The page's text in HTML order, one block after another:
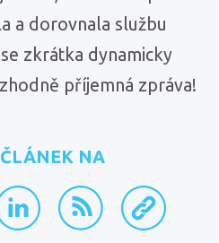
a dorovnala službu
zkrátka dynamicky
příjemná zpráva!
NA
na LinkedInu
RSS kanálzkopírovat